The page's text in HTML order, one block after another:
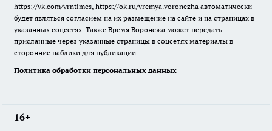
https://vk.com/vrntimes, https://ok.ru/vremya.voronezha автоматически
будет являться согласием на их размещение на сайте и на страницах в
указанных соцсетях. Также Время Воронежа может передать
присланные через указанные страницы в соцсетях материалы в
сторонние паблики для публикации.
Политика обработки персональных данных
16+